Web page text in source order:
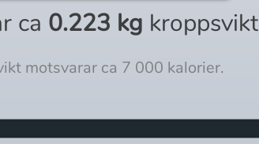
ca 0.223 kg kroppsvikt
motsvarar ca 7 000 kalorier.